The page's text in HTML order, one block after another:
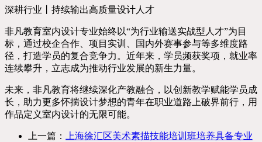
深耕行业丨持续输出高质量设计人才
非凡教育室内设计专业始终以“为行业输送实战型人才”为目
标，通过校企合作、项目实训、国内外赛事参与等多维度路
径，打造学员的复合竞争力。近年来，学员频获奖项，就业率
连续攀升，立志成为推动行业发展的新生力量。
未来，非凡教育将继续深化产教融合，以创新教学赋能学员成
长，助力更多怀揣设计梦想的青年在职业道路上破界前行，用
作品定义室内设计的无限可能。
上一篇：
上海徐汇区美术素描技能培训班培养具备专业